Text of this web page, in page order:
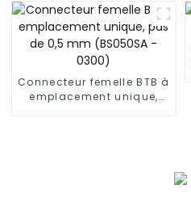
Connecteur femelle BTB à
emplacement unique,